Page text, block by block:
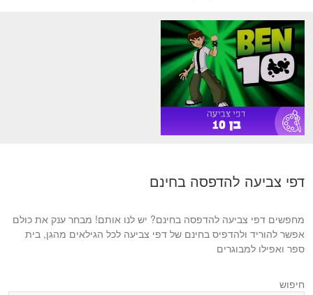
דפי צביעה להדפסה בחינם
מחפשים דפי צביעה להדפסה בחינם? יש לנו אותם! מבחר ענק את כולם
אפשר להוריד ולהדפיס בחינם של דפי צביעה לכל הגילאים מהגן, בית
ספר ואפילו למבוגרים
חיפוש